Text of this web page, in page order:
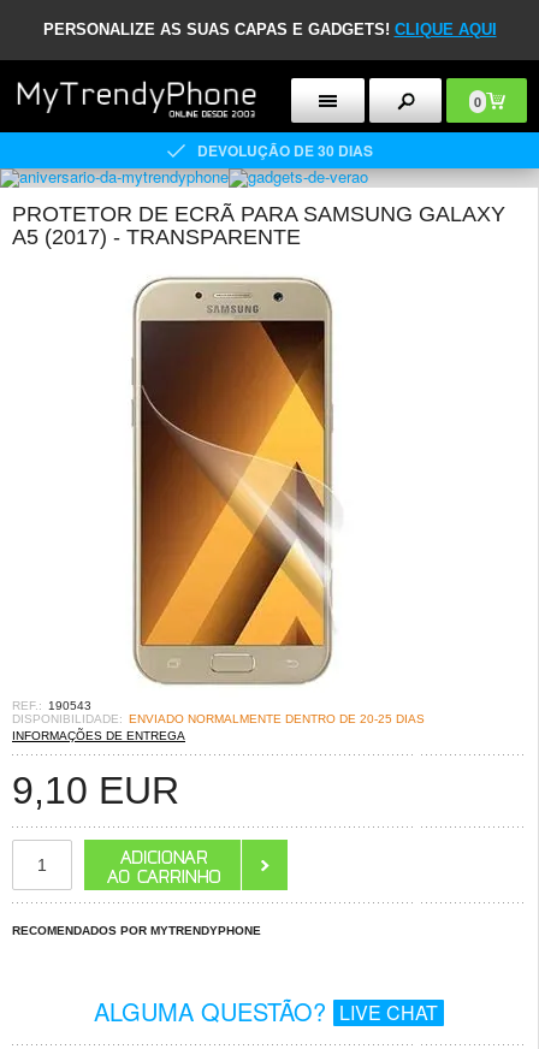
PERSONALIZE AS SUAS CAPAS E GADGETS! CLIQUE AQUI
0
DEVOLUÇÃO DE 30 DIAS
PROTETOR DE ECRÃ PARA SAMSUNG GALAXY
A5 (2017) - TRANSPARENTE
REF.:
190543
DISPONIBILIDADE: ENVIADO NORMALMENTE DENTRO DE 20-25 DIAS
INFORMAÇÕES DE ENTREGA
9,10 EUR
RECOMENDADOS POR MYTRENDYPHONE
ALGUMA QUESTÃO? LIVE CHAT